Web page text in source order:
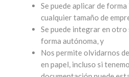
Se puede aplicar de
cualquier tamaño de
Se puede integrar en
forma autónoma, y
Nos permite olvidarnos
en papel, incluso si